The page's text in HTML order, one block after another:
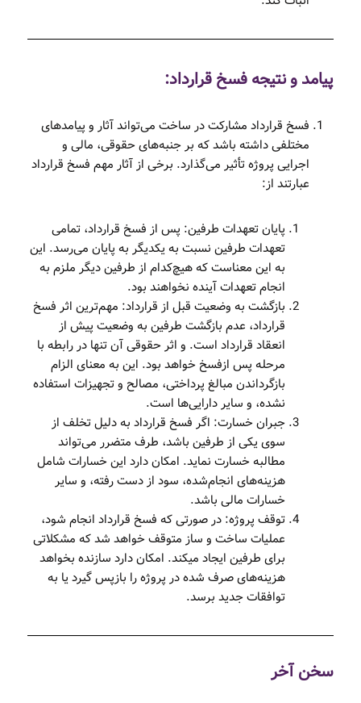
پیامد و نتیجه فسخ قرارداد:
فسخ قرارداد مشارکت در ساخت می‌تواند آثار و پیامدهای
مختلفی داشته باشد که بر جنبه‌های حقوقی، مالی و
اجرایی پروژه تأثیر می‌گذارد. برخی از آثار مهم فسخ قرارداد
عبارتند از:
پایان تعهدات طرفین: پس از فسخ قرارداد، تمامی
تعهدات طرفین نسبت به یکدیگر به پایان می‌رسد. این
به این معناست که هیچ‌کدام از طرفین دیگر ملزم به
انجام تعهدات آینده نخواهند بود.
بازگشت به وضعیت قبل از قرارداد: مهم‌ترین اثر فسخ
قرارداد، عدم بازگشت طرفین به وضعیت پیش از
انعقاد قرارداد است. و اثر حقوقی آن تنها در رابطه با
مرحله پس ازفسخ خواهد بود. این به معنای الزام
بازگرداندن مبالغ پرداختی، مصالح و تجهیزات استفاده
نشده، و سایر دارایی‌ها است.
جبران خسارت: اگر فسخ قرارداد به دلیل تخلف از
سوی یکی از طرفین باشد، طرف متضرر می‌تواند
مطالبه خسارت نماید. امکان دارد این خسارات شامل
هزینه‌های انجام‌شده، سود از دست رفته، و سایر
خسارات مالی باشد.
توقف پروژه: در صورتی که فسخ قرارداد انجام شود،
عملیات ساخت و ساز متوقف خواهد شد که مشکلاتی
برای طرفین ایجاد می­کند. امکان دارد سازنده بخواهد
هزینه‌های صرف شده در پروژه را بازپس گیرد یا به
توافقات جدید برسد.
سخن آخر